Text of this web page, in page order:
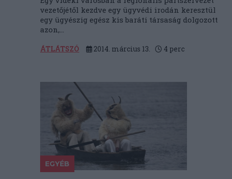
vezetőjétől kezdve egy ügyvédi irodán keresztül
egy ügyészig egész kis baráti társaság dolgozott
azon,...
ÁTLÁTSZÓ 2014. március 13. 4 perc
EGYÉB